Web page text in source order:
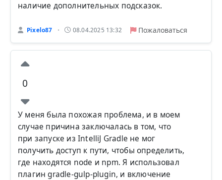
наличие дополнительных подсказок.
Pixelo87 • 08.04.2025 13:32 Пожаловаться
0
У меня была похожая проблема, и в моем
случае причина заключалась в том, что
при запуске из IntelliJ Gradle не мог
получить доступ к пути, чтобы определить,
где находятся node и npm. Я использовал
плагин gradle-gulp-plugin, и включение